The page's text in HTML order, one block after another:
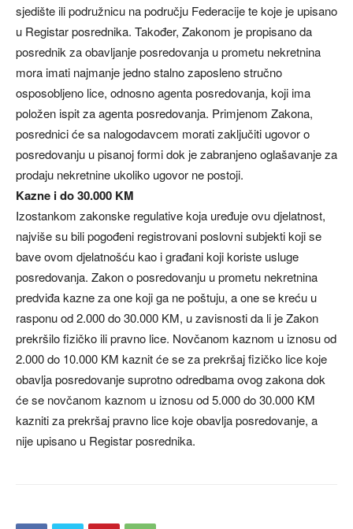
sjedište ili podružnicu na području Federacije te koje je upisano
u Registar posrednika. Također, Zakonom je propisano da
posrednik za obavljanje posredovanja u prometu nekretnina
mora imati najmanje jedno stalno zaposleno stručno
osposobljeno lice, odnosno agenta posredovanja, koji ima
položen ispit za agenta posredovanja. Primjenom Zakona,
posrednici će sa nalogodavcem morati zaključiti ugovor o
posredovanju u pisanoj formi dok je zabranjeno oglašavanje za
prodaju nekretnine ukoliko ugovor ne postoji.
Kazne i do 30.000 KM
Izostankom zakonske regulative koja uređuje ovu djelatnost,
najviše su bili pogođeni registrovani poslovni subjekti koji se
bave ovom djelatnošću kao i građani koji koriste usluge
posredovanja. Zakon o posredovanju u prometu nekretnina
predviđa kazne za one koji ga ne poštuju, a one se kreću u
rasponu od 2.000 do 30.000 KM, u zavisnosti da li je Zakon
prekršilo fizičko ili pravno lice. Novčanom kaznom u iznosu od
2.000 do 10.000 KM kaznit će se za prekršaj fizičko lice koje
obavlja posredovanje suprotno odredbama ovog zakona dok
će se novčanom kaznom u iznosu od 5.000 do 30.000 KM
kazniti za prekršaj pravno lice koje obavlja posredovanje, a
nije upisano u Registar posrednika.